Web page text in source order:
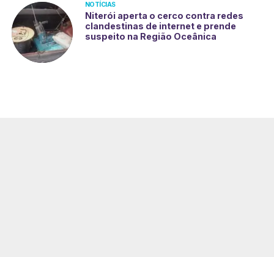
NOTÍCIAS
Niterói aperta o cerco contra redes
clandestinas de internet e prende
suspeito na Região Oceânica